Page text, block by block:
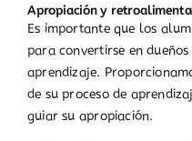
Apropiación y
Es importante que los
para convertirse en
aprendizaje.
de su proceso de
guiar su apropiación.